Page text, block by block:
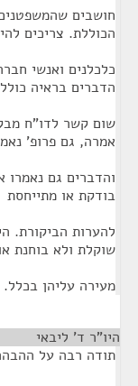
חושבים
הכוללת. צריכים
כלכלנים ואנשי
הדברים בראיה
שום קשר לדו"ח
אמרה, גם פרופ'
והדברים גם נאמרו
בודקת או מתייחסת
להערות הביקורת.
שוקלת ולא בוחנת
מעירה עליהן בכלל.
היו"ר ד' ליבאי
תודה רבה על